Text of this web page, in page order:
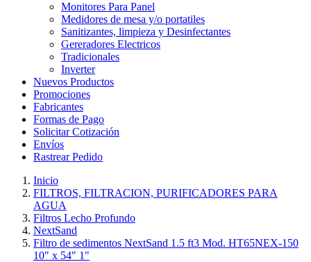
Monitores Para Panel
Medidores de mesa y/o portatiles
Sanitizantes, limpieza y Desinfectantes
Gereradores Electricos
Tradicionales
Inverter
Nuevos Productos
Promociones
Fabricantes
Formas de Pago
Solicitar Cotización
Envíos
Rastrear Pedido
Inicio
FILTROS, FILTRACION, PURIFICADORES PARA
AGUA
Filtros Lecho Profundo
NextSand
Filtro de sedimentos NextSand 1.5 ft3 Mod. HT65NEX-150
10" x 54" 1"